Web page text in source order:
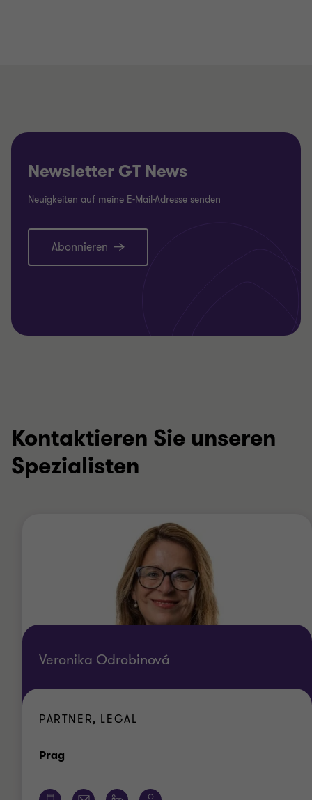
Newsletter GT News
Neuigkeiten auf meine E-Mail-Adresse senden
Abonnieren
Kontaktieren Sie unseren
Spezialisten
Veronika Odrobinová
PARTNER, LEGAL
Prag